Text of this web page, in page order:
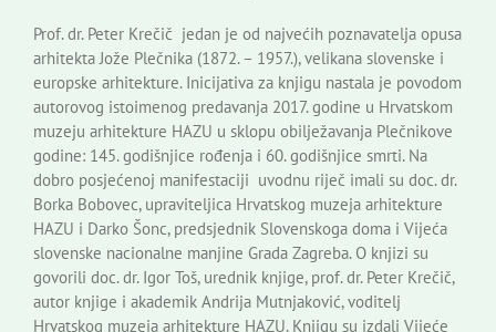
Prof. dr. Peter Krečič jedan je od najvećih poznavatelja opusa
arhitekta Jože Plečnika (1872. – 1957.), velikana slovenske i
europske arhitekture. Inicijativa za knjigu nastala je povodom
autorovog istoimenog predavanja 2017. godine u Hrvatskom
muzeju arhitekture HAZU u sklopu obilježavanja Plečnikove
godine: 145. godišnjice rođenja i 60. godišnjice smrti. Na
dobro posjećenoj manifestaciji uvodnu riječ imali su doc. dr.
Borka Bobovec, upraviteljica Hrvatskog muzeja arhitekture
HAZU i Darko Šonc, predsjednik Slovenskoga doma i Vijeća
slovenske nacionalne manjine Grada Zagreba. O knjizi su
govorili doc. dr. Igor Toš, urednik knjige, prof. dr. Peter Krečič,
autor knjige i akademik Andrija Mutnjaković, voditelj
Hrvatskog muzeja arhitekture HAZU. Knjigu su izdali Vijeće